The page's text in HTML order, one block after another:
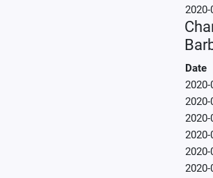
2020-
Date
2020-
2020-
2020-
2020-
2020-
2020-